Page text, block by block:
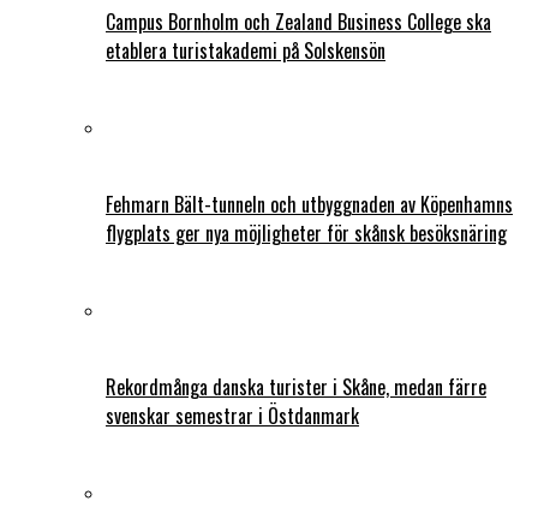
Campus Bornholm och Zealand Business College ska
etablera turistakademi på Solskensön
Fehmarn Bält-tunneln och utbyggnaden av Köpenhamns
flygplats ger nya möjligheter för skånsk besöksnäring
Rekordmånga danska turister i Skåne, medan färre
svenskar semestrar i Östdanmark